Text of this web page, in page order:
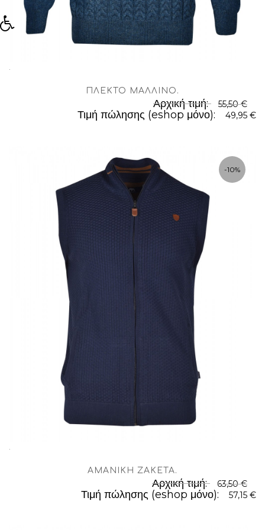
.
ΠΛΕΚΤΌ ΜΆΛΛΙΝΟ .
Αρχική τιμή: 55,50 €
Τιμή πώλησης (eshop μόνο): 49,95 €
-10%
.
ΑΜΆΝΙΚΗ ΖΑΚΈΤΑ.
Αρχική τιμή: 63,50 €
Τιμή πώλησης (eshop μόνο): 57,15 €